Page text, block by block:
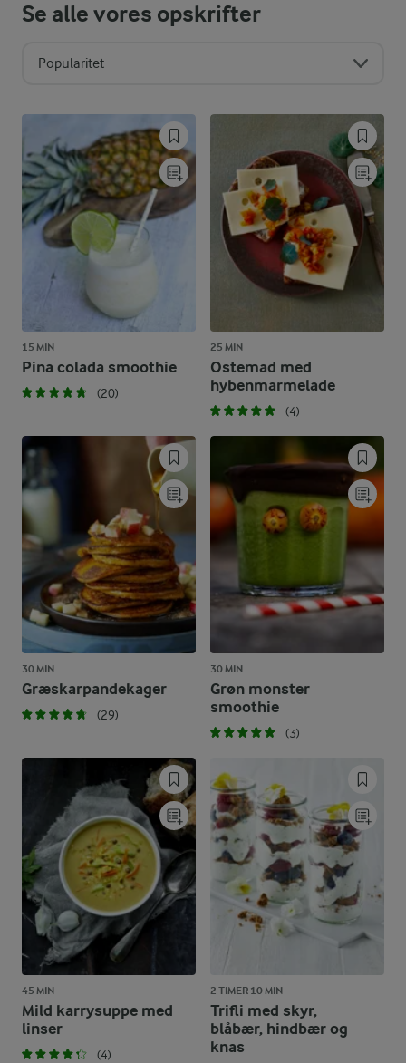
Se alle vores opskrifter
Popularitet
15 MIN
Pina colada smoothie
(20)
25 MIN
Ostemad med
hybenmarmelade
(4)
30 MIN
Græskarpandekager
(29)
30 MIN
Grøn monster
smoothie
(3)
45 MIN
Mild karrysuppe med
linser
(4)
2 TIMER 10 MIN
Trifli med skyr,
blåbær, hindbær og
knas